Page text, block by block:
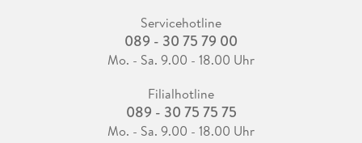
Servicehotline
089 - 30 75 79 00
Mo. - Sa. 9.00 - 18.00 Uhr
Filialhotline
089 - 30 75 75 75
Mo. - Sa. 9.00 - 18.00 Uhr